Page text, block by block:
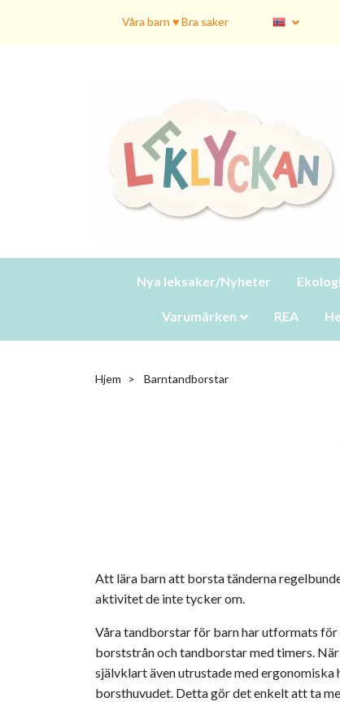
Våra barn ♥ Bra saker
Nya leksaker/Nyheter
Varumärken REA
Hjem Barntandborstar
Att lära barn att borsta tänderna
aktivitet de inte tycker om.
Våra tandborstar för barn har utformats
borststrån och tandborstar med timers.
självklart även utrustade med ergonomiska
borsthuvudet. Detta gör det enkelt att ta